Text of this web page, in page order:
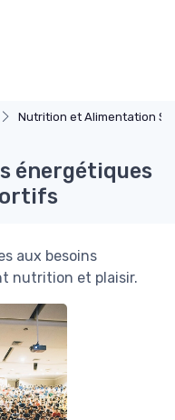
Nutrition et Alimentation Saine
énergétiques
aux besoins
nutrition et plaisir.